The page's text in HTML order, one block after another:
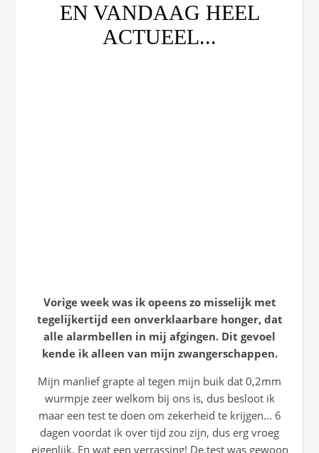
EN VANDAAG HEEL
ACTUEEL...
Vorige week was ik opeens zo misselijk met
tegelijkertijd een onverklaarbare honger, dat
alle alarmbellen in mij afgingen. Dit gevoel
kende ik alleen van mijn zwangerschappen.
Mijn manlief grapte al tegen mijn buik dat 0,2mm
wurmpje zeer welkom bij ons is, dus besloot ik
maar een test te doen om zekerheid te krijgen... 6
dagen voordat ik over tijd zou zijn, dus erg vroeg
eigenlijk. En wat een verrassing! De test was gewoon